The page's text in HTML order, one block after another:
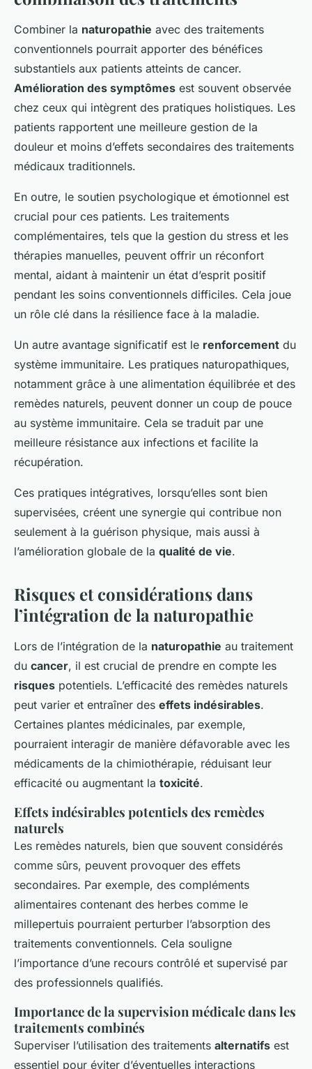
Combiner la naturopathie avec des traitements
conventionnels pourrait apporter des bénéfices
substantiels aux patients atteints de cancer.
Amélioration des symptômes est souvent observée
chez ceux qui intègrent des pratiques holistiques. Les
patients rapportent une meilleure gestion de la
douleur et moins d’effets secondaires des traitements
médicaux traditionnels.
En outre, le soutien psychologique et émotionnel est
crucial pour ces patients. Les traitements
complémentaires, tels que la gestion du stress et les
thérapies manuelles, peuvent offrir un réconfort
mental, aidant à maintenir un état d’esprit positif
pendant les soins conventionnels difficiles. Cela joue
un rôle clé dans la résilience face à la maladie.
Un autre avantage significatif est le renforcement du
système immunitaire. Les pratiques naturopathiques,
notamment grâce à une alimentation équilibrée et des
remèdes naturels, peuvent donner un coup de pouce
au système immunitaire. Cela se traduit par une
meilleure résistance aux infections et facilite la
récupération.
Ces pratiques intégratives, lorsqu’elles sont bien
supervisées, créent une synergie qui contribue non
seulement à la guérison physique, mais aussi à
l’amélioration globale de la qualité de vie.
Risques et considérations dans
l’intégration de la naturopathie
Lors de l’intégration de la naturopathie au traitement
du cancer, il est crucial de prendre en compte les
risques potentiels. L’efficacité des remèdes naturels
peut varier et entraîner des effets indésirables.
Certaines plantes médicinales, par exemple,
pourraient interagir de manière défavorable avec les
médicaments de la chimiothérapie, réduisant leur
efficacité ou augmentant la toxicité.
Effets indésirables potentiels des remèdes
naturels
Les remèdes naturels, bien que souvent considérés
comme sûrs, peuvent provoquer des effets
secondaires. Par exemple, des compléments
alimentaires contenant des herbes comme le
millepertuis pourraient perturber l’absorption des
traitements conventionnels. Cela souligne
l’importance d’une recours contrôlé et supervisé par
des professionnels qualifiés.
Importance de la supervision médicale dans les
traitements combinés
Superviser l’utilisation des traitements alternatifs est
essentiel pour éviter d’éventuelles interactions